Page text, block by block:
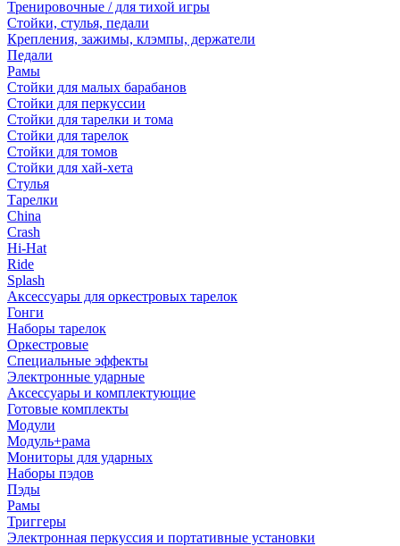
Тренировочные / для тихой игры
Стойки, стулья, педали
Крепления, зажимы, клэмпы, держатели
Педали
Рамы
Стойки для малых барабанов
Стойки для перкуссии
Стойки для тарелки и тома
Стойки для тарелок
Стойки для томов
Стойки для хай-хета
Стулья
Тарелки
China
Crash
Hi-Hat
Ride
Splash
Аксессуары для оркестровых тарелок
Гонги
Наборы тарелок
Оркестровые
Специальные эффекты
Электронные ударные
Аксессуары и комплектующие
Готовые комплекты
Модули
Модуль+рама
Мониторы для ударных
Наборы пэдов
Пэды
Рамы
Триггеры
Электронная перкуссия и портативные установки